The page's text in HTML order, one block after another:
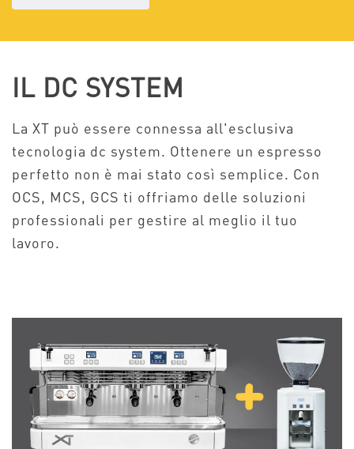
IL DC SYSTEM
La XT può essere connessa all'esclusiva
tecnologia dc system. Ottenere un espresso
perfetto non è mai stato così semplice. Con
OCS, MCS, GCS ti offriamo delle soluzioni
professionali per gestire al meglio il tuo
lavoro.